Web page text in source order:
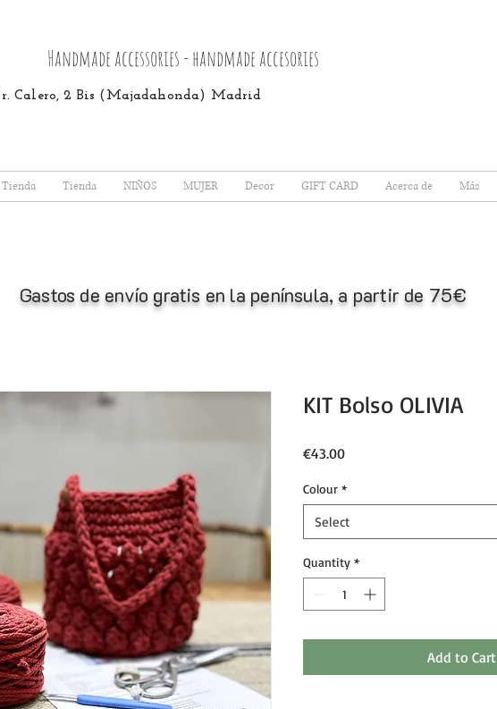
Handmade accessories - handmade accesories
Calero, 2 Bis (Majadahonda) Madrid
Tienda Tienda NIÑOS MUJER Decor GIFT CARD Acerca de Más
KIT Bolso OLIVIA
€43.00Price
Colour *
Select
Quantity *
Add to Cart
Gastos de envío gratis en la península, a partir de 75€